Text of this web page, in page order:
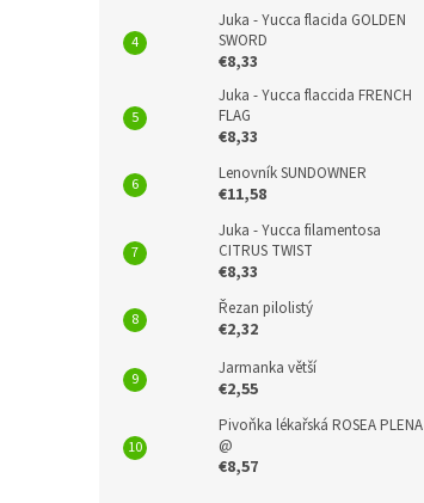
Juka - Yucca flacida GOLDEN
SWORD
€8,33
Juka - Yucca flaccida FRENCH
FLAG
€8,33
Lenovník SUNDOWNER
€11,58
Juka - Yucca filamentosa
CITRUS TWIST
€8,33
Řezan pilolistý
€2,32
Jarmanka větší
€2,55
Pivoňka lékařská ROSEA PLENA
@
€8,57